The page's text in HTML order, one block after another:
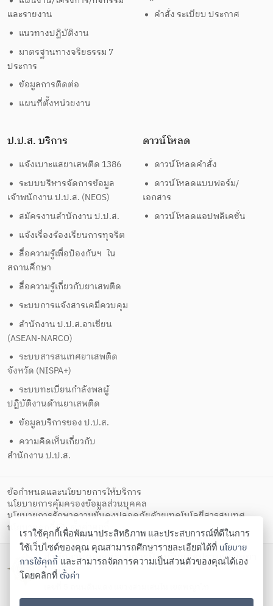
และรายงาน
แนวทางปฏิบัติงาน
มาตรฐานทางจริยธรรม 7
ประการ
ข้อมูลการติดต่อ
แผนที่ตั้งหน่วยงาน
คำสั่ง ระเบียบ ประกาศ
ป.ป.ส. บริการ
แจ้งเบาะแสยาเสพติด 1386
ระบบบริหารจัดการข้อมูล
เจ้าพนักงาน ป.ป.ส. (NEOS)
สมัครงานสำนักงาน ป.ป.ส.
แจ้งเรื่องร้องเรียนการทุจริต
สื่อความรู้เพื่อป้องกันฯ ใน
สถานศึกษา
สื่อความรู้เกี่ยวกับยาเสพติด
ระบบการแจ้งสารเคมีควบคุม
สำนักงาน ป.ป.ส.อาเซียน
(ASEAN-NARCO)
ระบบสารสนเทศยาเสพติด
จังหวัด (NISPA+)
ระบบทะเบียนกำลังพลผู้
ปฏิบัติงานด้านยาเสพติด
ข้อมูลบริการของ ป.ป.ส.
ความคิดเห็นเกี่ยวกับ
สำนักงาน ป.ป.ส.
ดาวน์โหลด
ดาวน์โหลดคำสั่ง
ดาวน์โหลดแบบฟอร์ม/
เอกสาร
ดาวน์โหลดแอปพลิเคชั่น
ข้อกำหนดและนโยบายการให้บริการ
นโยบายการคุ้มครองข้อมูลส่วนบุคคล
นโยบายการรักษาความมั่นคงปลอดภัยด้วยเทคโนโลยีสารสนเทศ
นโยบายคุกกี้
ตั้งค่าคุกกี้
สำนักงานคณะกรรมการป้องกันและปราบปรามยา
เสพติด
กรุงเทพมหานคร 10400
เราใช้คุกกี้เพื่อพัฒนาประสิทธิภาพ และประสบการณ์ที่ดีในการ
ใช้เว็บไซต์ของคุณ คุณสามารถศึกษารายละเอียดได้ที่ นโยบาย
การใช้คุกกี้และสามารถจัดการความเป็นส่วนตัวของคุณได้เอง
โดยคลิกที่ ตั้งค่า